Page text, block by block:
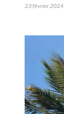
23 février 2024